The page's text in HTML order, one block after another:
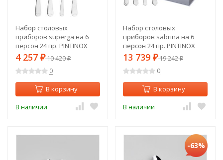
Набор столовых
приборов superga на 6
персон 24 пр. PINTINOX
(340-090)
4 257 ₽10 420₽
0
В корзину
В наличии
Набор столовых
приборов sabrina на 6
персон 24 пр. PINTINOX
(340-092)
13 739 ₽19 242₽
0
В корзину
В наличии
-63%